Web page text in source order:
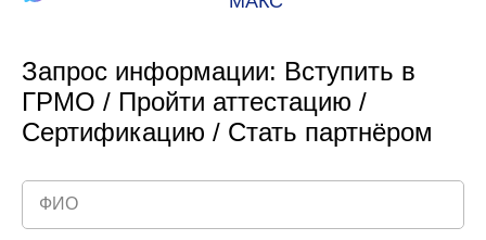
Запрос информации: Вступить в
ГРМО / Пройти аттестацию /
Сертификацию / Стать партнёром